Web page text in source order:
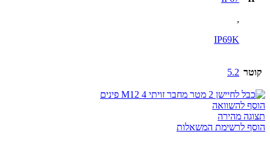
,
IP69K
קוטר 5.2
הוסף להשוואה
תצוגה מהירה
הוסף לרשימת המשאלות